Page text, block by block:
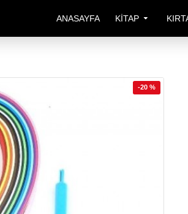
ANASAYFA KITAP
-20 %